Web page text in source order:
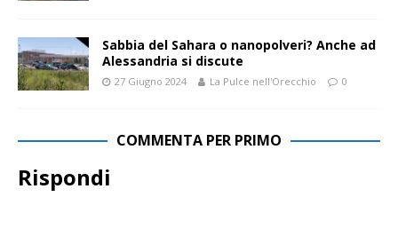
Sabbia del Sahara o nanopolveri? Anche ad
Alessandria si discute
27 Giugno 2024 La Pulce nell'Orecchio 0
COMMENTA PER PRIMO
Rispondi